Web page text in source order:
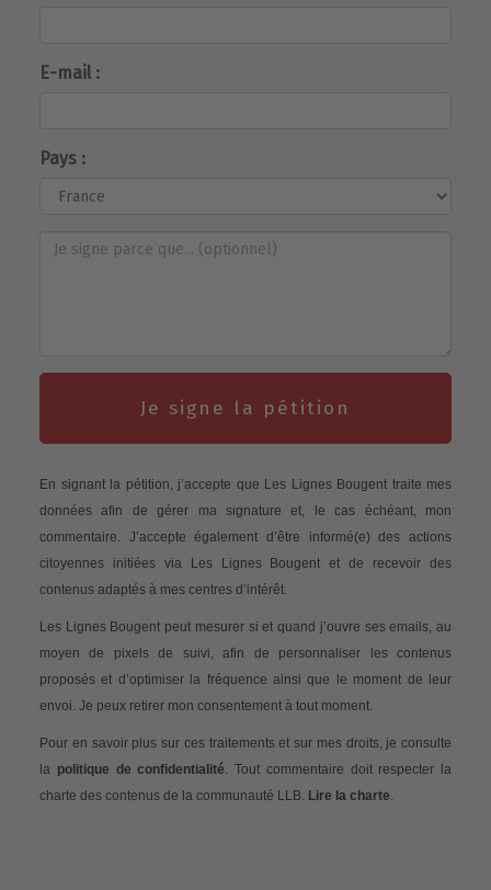
E-mail :
Pays :
Je signe la pétition
En signant la pétition, j’accepte que Les Lignes Bougent traite mes
données afin de gérer ma signature et, le cas échéant, mon
commentaire. J’accepte également d’être informé(e) des actions
citoyennes initiées via Les Lignes Bougent et de recevoir des
contenus adaptés à mes centres d’intérêt.
Les Lignes Bougent peut mesurer si et quand j’ouvre ses emails, au
moyen de pixels de suivi, afin de personnaliser les contenus
proposés et d’optimiser la fréquence ainsi que le moment de leur
envoi. Je peux retirer mon consentement à tout moment.
Pour en savoir plus sur ces traitements et sur mes droits, je consulte
la politique de confidentialité. Tout commentaire doit respecter la
charte des contenus de la communauté LLB. Lire la charte.